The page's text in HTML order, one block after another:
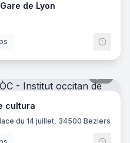
de Lyon
cultura
du 14 juillet, 34500 Beziers